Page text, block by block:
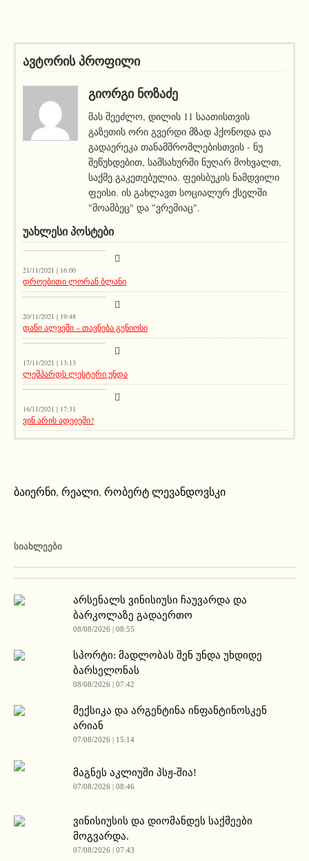
ავტორის პროფილი
ᲒᲘᲝᲠᲒᲘ ᲜᲝᲖᲐᲫᲔ
მას შეეძლო, დილის 11 საათისთვის
გაზეთის ორი გვერდი მზად ჰქონოდა და
გადაერეკა თანამშრომლებისთვის - ნუ
შეწუხდებით, სამსახურში ნუღარ მოხვალთ,
საქმე გაკეთებულია. ფეისბუკის ნამდვილი
ფეისი. ის გახლავთ სოციალურ ქსელში
"მოამბეც" და "ვრემიაც".
ᲣᲐᲮᲚᲔᲡᲘ ᲞᲝᲡᲢᲔᲑᲘ
21/11/2021 | 16:00
დროებითი ლორან ბლანი
აქეთურ-იქითური
20/11/2021 | 19:48
დანი ალვეში – თავნება გენიოსი
აქეთურ-იქითური
17/11/2021 | 13:13
ლემპარდს ლესტერი უნდა
აქეთურ-იქითური
16/11/2021 | 17:31
ვინ არის ადეიემი?
ბაიერნი, რეალი, რობერტ ლევანდოვსკი
ᲡᲘᲐᲮᲚᲔᲔᲑᲘ
არსენალს ვინისიუსი ჩაუვარდა და
ბარკოლაზე გადაერთო
08/08/2026 | 08:55
სპორტი: მადლობას შენ უნდა უხდიდე
ბარსელონას
08/08/2026 | 07:42
მექსიკა და არგენტინა ინფანტინოსკენ
არიან
07/08/2026 | 15:14
მაგნეს აკლიუში პსჟ-შია!
07/08/2026 | 08:46
ვინისიუსის და დიომანდეს საქმეები
მოგვარდა.
07/08/2026 | 07:43